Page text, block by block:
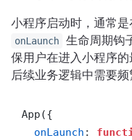
小程序启动时，通常是
onLaunch
生命周期钩
保用户在进入小程序
后续业务逻辑中需要频
App({
onLaunch :